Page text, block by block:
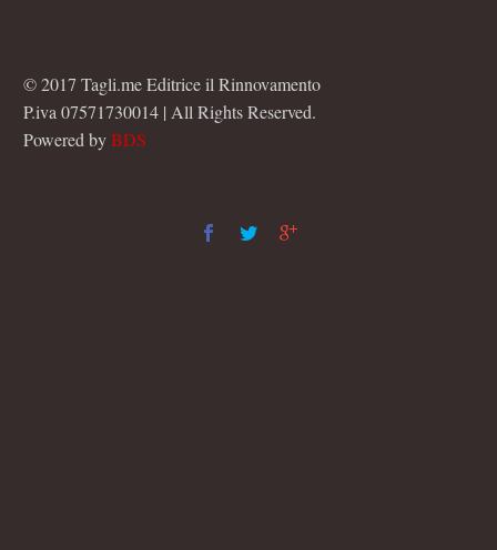
© 2017 Tagli.me Editrice il Rinnovamento
P.iva 07571730014 | All Rights Reserved.
Powered byBDS